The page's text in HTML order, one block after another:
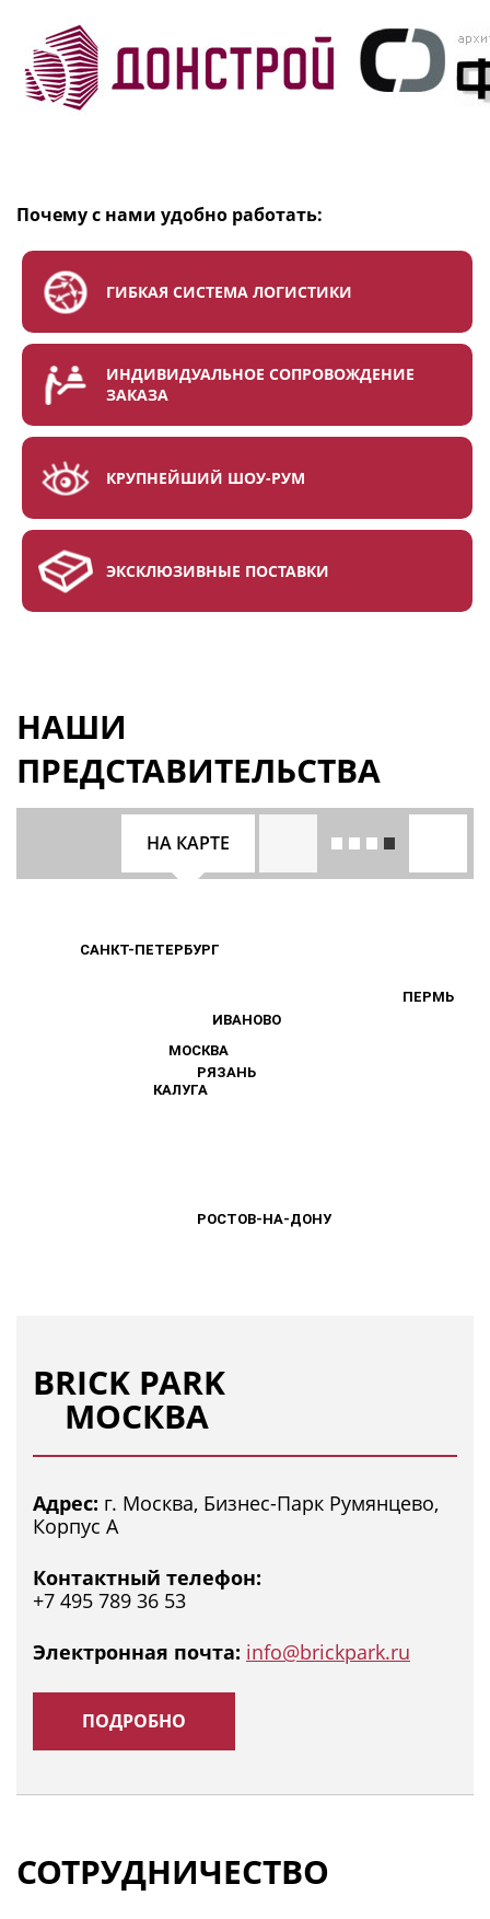
Почему с нами удобно работать:
ГИБКАЯ СИСТЕМА ЛОГИСТИКИ
ИНДИВИДУАЛЬНОЕ СОПРОВОЖДЕНИЕ
ЗАКАЗА
КРУПНЕЙШИЙ ШОУ-РУМ
ЭКСКЛЮЗИВНЫЕ ПОСТАВКИ
НАШИ
ПРЕДСТАВИТЕЛЬСТВА
МОСКВА
САНКТ-ПЕТЕРБУРГ
ИВАНОВО
КАЛУГА
ПЕРМЬ
РОСТОВ-НА-ДОНУ
РЯЗАНЬ
МОСКВА
САНКТ-ПЕТЕРБУРГ
ИВАНОВО
КАЛУГА
ПЕРМЬ
РОСТОВ-НА-ДОНУ
РЯЗАНЬ
НА КАРТЕ
BRICK PARK
МОСКВА
Адрес: г. Москва, Бизнес-Парк Румянцево,
Корпус А
Контактный телефон:
+7 495 789 36 53
Электронная почта: info@brickpark.ru
ПОДРОБНО
СОТРУДНИЧЕСТВО